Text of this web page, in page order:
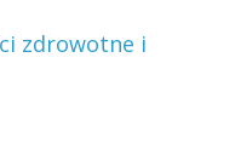
zdrowotne i